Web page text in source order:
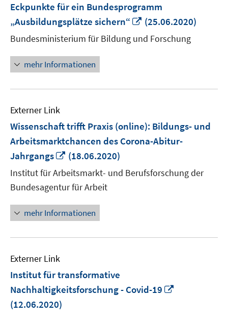
Eckpunkte für ein Bundesprogramm
„Ausbildungsplätze sichern“
In
neuem
Fenster
(25.06.2020)
Bundesministerium für Bildung und Forschung
mehr Informationen
Externer Link
Wissenschaft trifft Praxis (online): Bildungs- und
Arbeitsmarktchancen des Corona-Abitur-
Jahrgangs
In
neuem
Fenster
öffnen
(18.06.2020)
Institut für Arbeitsmarkt- und Berufsforschung der
Bundesagentur für Arbeit
mehr Informationen
Externer Link
Institut für transformative
Nachhaltigkeitsforschung - Covid-19
(12.06.2020)